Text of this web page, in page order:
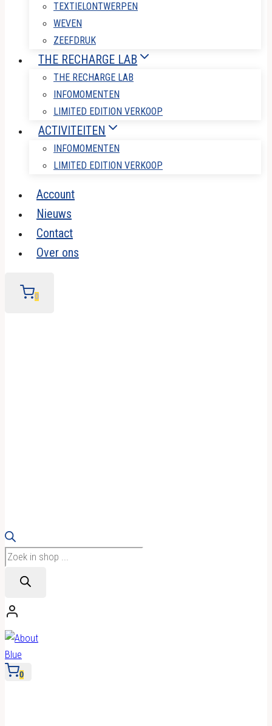
TEXTIELONTWERPEN
WEVEN
ZEEFDRUK
THE RECHARGE LAB
THE RECHARGE LAB
INFOMOMENTEN
LIMITED EDITION VERKOOP
ACTIVITEITEN
INFOMOMENTEN
LIMITED EDITION VERKOOP
Account
Nieuws
Contact
Over ons
0
Producten
zoeken
0